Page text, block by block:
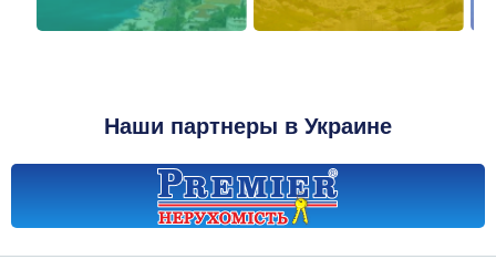
Наши партнеры в Украине